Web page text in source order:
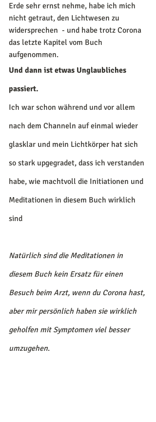
Erde sehr ernst nehme, habe ich mich
nicht getraut, den Lichtwesen zu
widersprechen  - und habe trotz Corona
das letzte Kapitel vom Buch
aufgenommen.
Und dann ist etwas Unglaubliches
passiert.
Ich war schon während und vor allem
nach dem Channeln auf einmal wieder
glasklar und mein Lichtkörper hat sich
so stark upgegradet, dass ich verstanden
habe, wie machtvoll die Initiationen und
Meditationen in diesem Buch wirklich
sind
Natürlich sind die Meditationen in
diesem Buch kein Ersatz für einen
Besuch beim Arzt, wenn du Corona hast,
aber mir persönlich haben sie wirklich
geholfen mit Symptomen viel besser
umzugehen.